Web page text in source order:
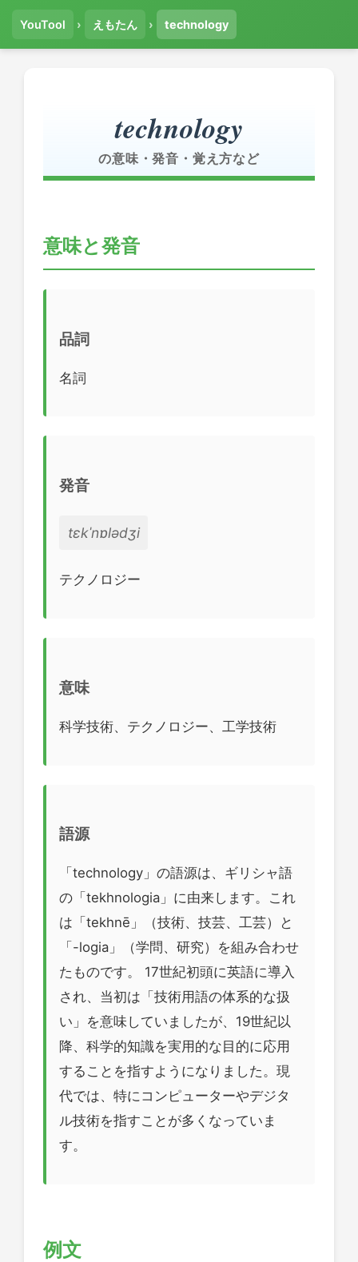
YouTool › えもたん › technology
technology
の意味・発音・覚え方など
意味と発音
品詞
名詞
発音
tɛkˈnɒlədʒi
テクノロジー
意味
科学技術、テクノロジー、工学技術
語源
「technology」の語源は、ギリシャ語
の「tekhnologia」に由来します。これ
は「tekhnē」（技術、技芸、工芸）と
「-logia」（学問、研究）を組み合わせ
たものです。 17世紀初頭に英語に導入
され、当初は「技術用語の体系的な扱
い」を意味していましたが、19世紀以
降、科学的知識を実用的な目的に応用
することを指すようになりました。現
代では、特にコンピューターやデジタ
ル技術を指すことが多くなっていま
す。
例文